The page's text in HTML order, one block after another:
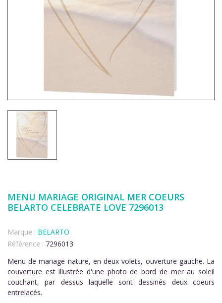
MENU MARIAGE ORIGINAL MER COEURS
BELARTO CELEBRATE LOVE 7296013
Marque : BELARTO
Référence : 7296013
Menu de mariage nature, en deux volets, ouverture gauche. La
couverture est illustrée d'une photo de bord de mer au soleil
couchant, par dessus laquelle sont dessinés deux coeurs
entrelacés.